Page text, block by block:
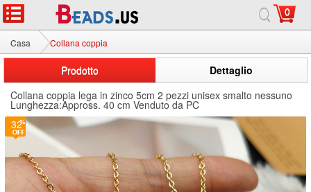
0
Casa Collana coppia
Prodotto
Dettaglio
Collana coppia lega in zinco 5cm 2 pezzi unisex smalto nessuno
Lunghezza:Appross. 40 cm Venduto da PC
32